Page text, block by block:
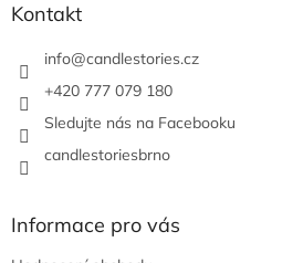
Kontakt
info@candlestories.cz
+420 777 079 180
Sledujte nás na Facebooku
candlestoriesbrno
Informace pro vás